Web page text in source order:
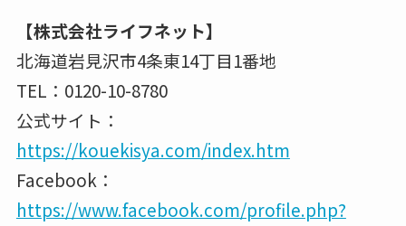
【株式会社ライフネット】
北海道岩見沢市4条東14丁目1番地
TEL：0120-10-8780
公式サイト：
https://kouekisya.com/index.htm
Facebook：
https://www.facebook.com/profile.php?